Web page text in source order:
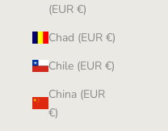
(EUR €)
Chad (EUR €)
Chile (EUR €)
China (EUR
€)